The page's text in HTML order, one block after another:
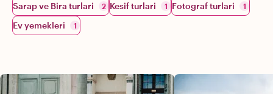
Sarap ve Bira turlari 2 Kesif turlari 1 Fotograf turlari 1
Ev yemekleri 1